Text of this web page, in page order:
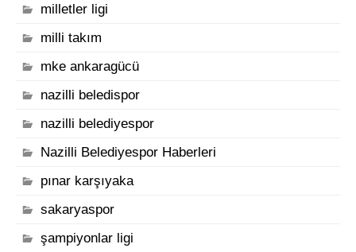
milletler ligi
milli takım
mke ankaragücü
nazilli beledispor
nazilli belediyespor
Nazilli Belediyespor Haberleri
pınar karşıyaka
sakaryaspor
şampiyonlar ligi